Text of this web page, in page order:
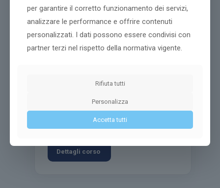
Scienze del Turismo per il
Management e i Beni
Culturali [L-15]
Classe di Laurea
L-15 - Scienze del
CFU
3 anni
Dettagli corso
per garantire il corretto funzionamento dei servizi,
analizzare le performance e offrire contenuti
personalizzati. I dati possono essere condivisi con
partner terzi nel rispetto della normativa vigente.
Rifiuta tutti
Personalizza
Accetta tutti